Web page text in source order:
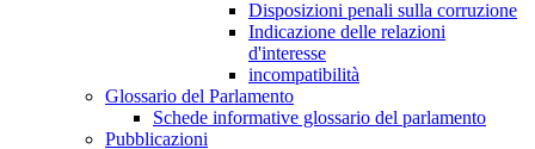
Disposizioni penali sulla corruzione
Indicazione delle relazioni
d'interesse
incompatibilità
Glossario del Parlamento
Schede informative glossario del parlamento
Pubblicazioni